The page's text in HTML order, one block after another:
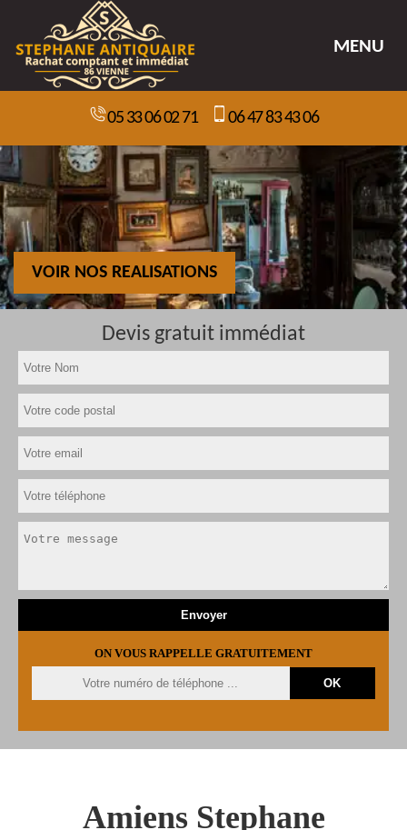
MENU
05 33 06 02 71 06 47 83 43 06
VOIR NOS REALISATIONS
Devis gratuit immédiat
ON VOUS RAPPELLE GRATUITEMENT
Amiens Stephane